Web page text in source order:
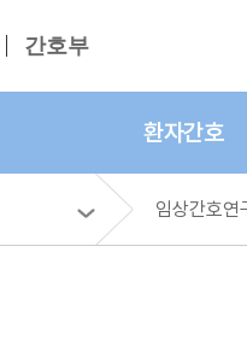
간호부
환자간호
임상간호연